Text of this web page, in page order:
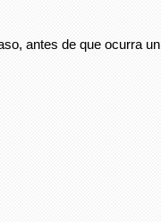
antes de que ocurra un